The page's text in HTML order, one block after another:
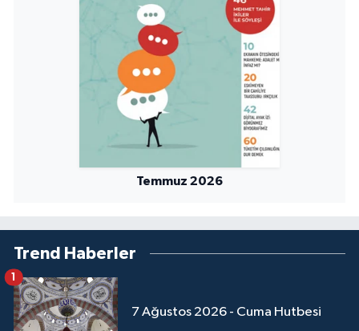
Temmuz 2026
Trend Haberler
7 Ağustos 2026 - Cuma Hutbesi
1